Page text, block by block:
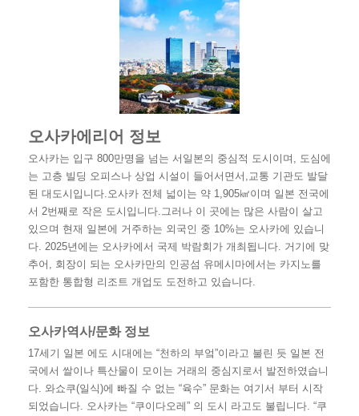
오사카에리어 정보
오사카는 입구 800만명을 넘는 서일본의 중심적 도시이며, 도심에
는 고층 빌딩 오피스나 상업 시설이 들어서면서,교통 기관도 발달
된 대도시입니다.오사카 전체 넓이는 약 1,905㎢이며 일본 전국에
서 2번째로 작은 도시입니다.그러나 이 곳에는 많은 사람이 살고
있으며 현재 일본에 거주하는 외국인 중 10%는 오사카에 있습니
다. 2025년에는 오사카에서 국제 박람회가 개최됩니다. 거기에 맞
추어, 회장이 되는 오사카만의 인공섬 유메시마에서는 카지노를
포함한 통합형 리조트 개업도 도전하고 있습니다.
오사카역사/문화 정보
17세기 일본 에도 시대에는 “천하의 부엌”이라고 불린 듯 일본 전
국에서 쌀이나 특산물이 모이는 거래의 중심지로서 발전하였습니
다. 와쇼쿠(일식)에 빠질 수 없는 “육수” 문화는 여기서 부터 시작
되었습니다. 오사카는 “쿠이다오레” 의 도시 라고도 불립니다. “쿠